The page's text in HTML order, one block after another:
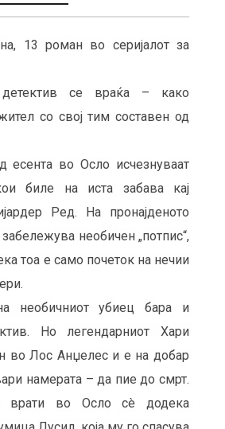
13 роман во серијалот за
детектив се враќа – како
со свој тим составен од
есента во Осло исчезнуваат
биле на иста забава кај
Ред. На пронајденото
забележува необичен „потпис“,
тоа е само почеток на нечии
необичниот убиец бара и
Но легендарниот Хари
во Лос Анџелес и е на добар
намерата – да пие до смрт.
врати во Осло сè додека